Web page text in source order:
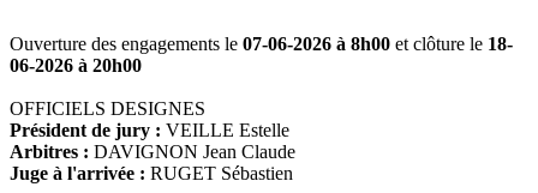
Ouverture des engagements le 07-06-2026 à 8h00 et clôture le 18-
06-2026 à 20h00
OFFICIELS DESIGNES
Président de jury : VEILLE Estelle
Arbitres : DAVIGNON Jean Claude
Juge à l'arrivée : RUGET Sébastien